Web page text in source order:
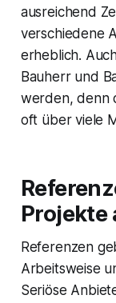
ausreichend
verschiedene
erheblich.
Bauherr und
werden, denn
oft über viele
Projekte
Referenzen
Arbeitsweise
Seriöse